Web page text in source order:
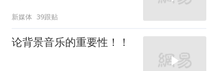
新媒体 39跟贴
论背景音乐的重要性！！